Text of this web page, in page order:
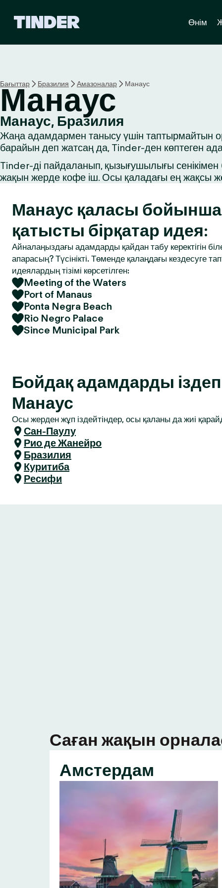
H
o
m
e
Өнім
Бағыттар Бразилия Амазоналар Манаус
Манаус
Манаус, Бразилия
Жаңа адамдармен танысу үшін таптырмайтын
барайын деп жатсаң да, Tinder-ден көптеген
Tinder-ді пайдаланып, қызығушылығы сенікімен
жақын жерде кофе іш. Осы қаладағы ең жақсы
Манаус қаласы
қатысты бірқатар идея:
Айналаңыздағы адамдарды қайдан табу керектігін
апарасың? Түсінікті. Төменде қалаңдағы кездесуге
идеялардың тізімі көрсетілген:
Meeting of the Waters
Port of Manaus
Ponta Negra Beach
Rio Negro Palace
Since Municipal Park
Бойдақ адамдарды іздеп
Манаус
Осы жерден жұп іздейтіндер, осы қаланы да жиі
Сан-Паулу
Рио де Жанейро
Бразилия
Куритиба
Ресифи
Саған жақын
Амстердам